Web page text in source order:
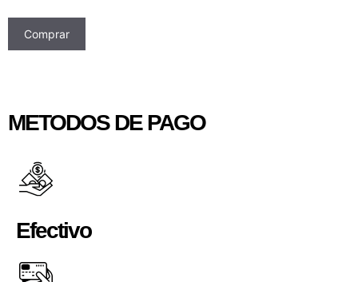
Comprar
METODOS DE PAGO
Efectivo